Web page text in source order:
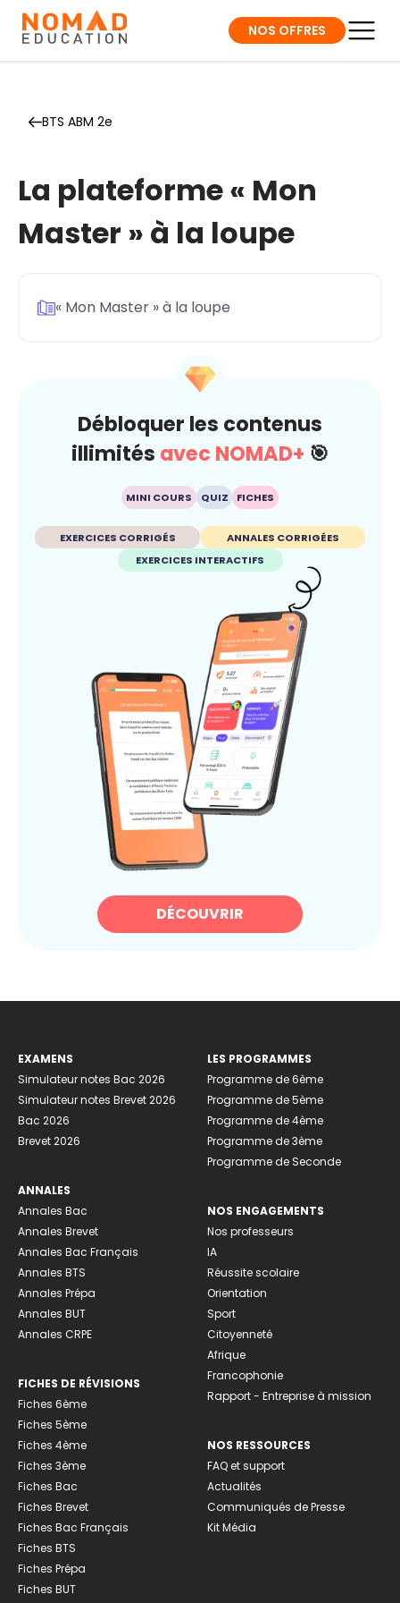
NOS OFFRES
BTS ABM 2e
La plateforme « Mon
Master » à la loupe
« Mon Master » à la loupe
Débloquer les contenus
illimités avec NOMAD+ 🎯
MINI COURS QUIZ FICHES
EXERCICES CORRIGÉS
ANNALES CORRIGÉES
EXERCICES INTERACTIFS
DÉCOUVRIR
EXAMENS
Simulateur notes Bac 2026
Simulateur notes Brevet 2026
Bac 2026
Brevet 2026
ANNALES
Annales Bac
Annales Brevet
Annales Bac Français
Annales BTS
Annales Prépa
Annales BUT
Annales CRPE
FICHES DE RÉVISIONS
Fiches 6ème
Fiches 5ème
Fiches 4ème
Fiches 3ème
Fiches Bac
Fiches Brevet
Fiches Bac Français
Fiches BTS
Fiches Prépa
Fiches BUT
LES PROGRAMMES
Programme de 6ème
Programme de 5ème
Programme de 4ème
Programme de 3ème
Programme de Seconde
NOS ENGAGEMENTS
Nos professeurs
IA
Réussite scolaire
Orientation
Sport
Citoyenneté
Afrique
Francophonie
Rapport - Entreprise à mission
NOS RESSOURCES
FAQ et support
Actualités
Communiqués de Presse
Kit Média